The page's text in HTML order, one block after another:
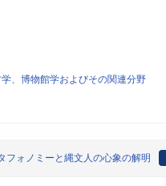
、博物館学およびその関連分野
フォノミーと縄文人の心象の解明